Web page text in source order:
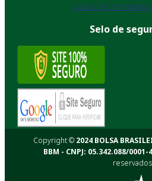
Lista de Corretoras
Selo de
Copyright © 2024 BOLSA
BBM - CNPJ: 05.342.088/0001-